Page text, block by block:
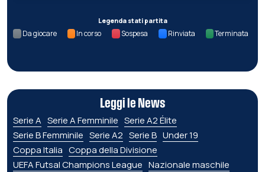
Legenda stati partita
Da giocare In corso Sospesa Rinviata Terminata
Leggi le News
Serie A Serie A Femminile Serie A2 Élite
Serie B Femminile Serie A2 Serie B Under 19
Coppa Italia Coppa della Divisione
UEFA Futsal Champions League Nazionale maschile